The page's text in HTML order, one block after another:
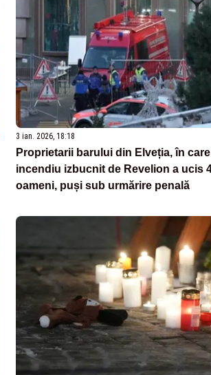
3 ian. 2026, 18:18
Proprietarii barului din Elveția, în
incendiu izbucnit de Revelion a ucis
oameni, puși sub urmărire penală